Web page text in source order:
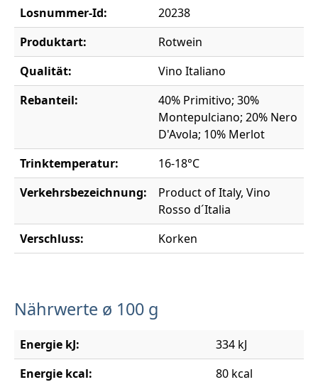
Losnummer-Id:
20238
Produktart:
Rotwein
Qualität:
Vino Italiano
Rebanteil:
40% Primitivo; 30%
Montepulciano; 20% Nero
D'Avola; 10% Merlot
Trinktemperatur:
16-18°C
Verkehrsbezeichnung:
Product of Italy, Vino
Rosso d´Italia
Verschluss:
Korken
Nährwerte ø 100 g
Energie kJ:
334 kJ
Energie kcal:
80 kcal